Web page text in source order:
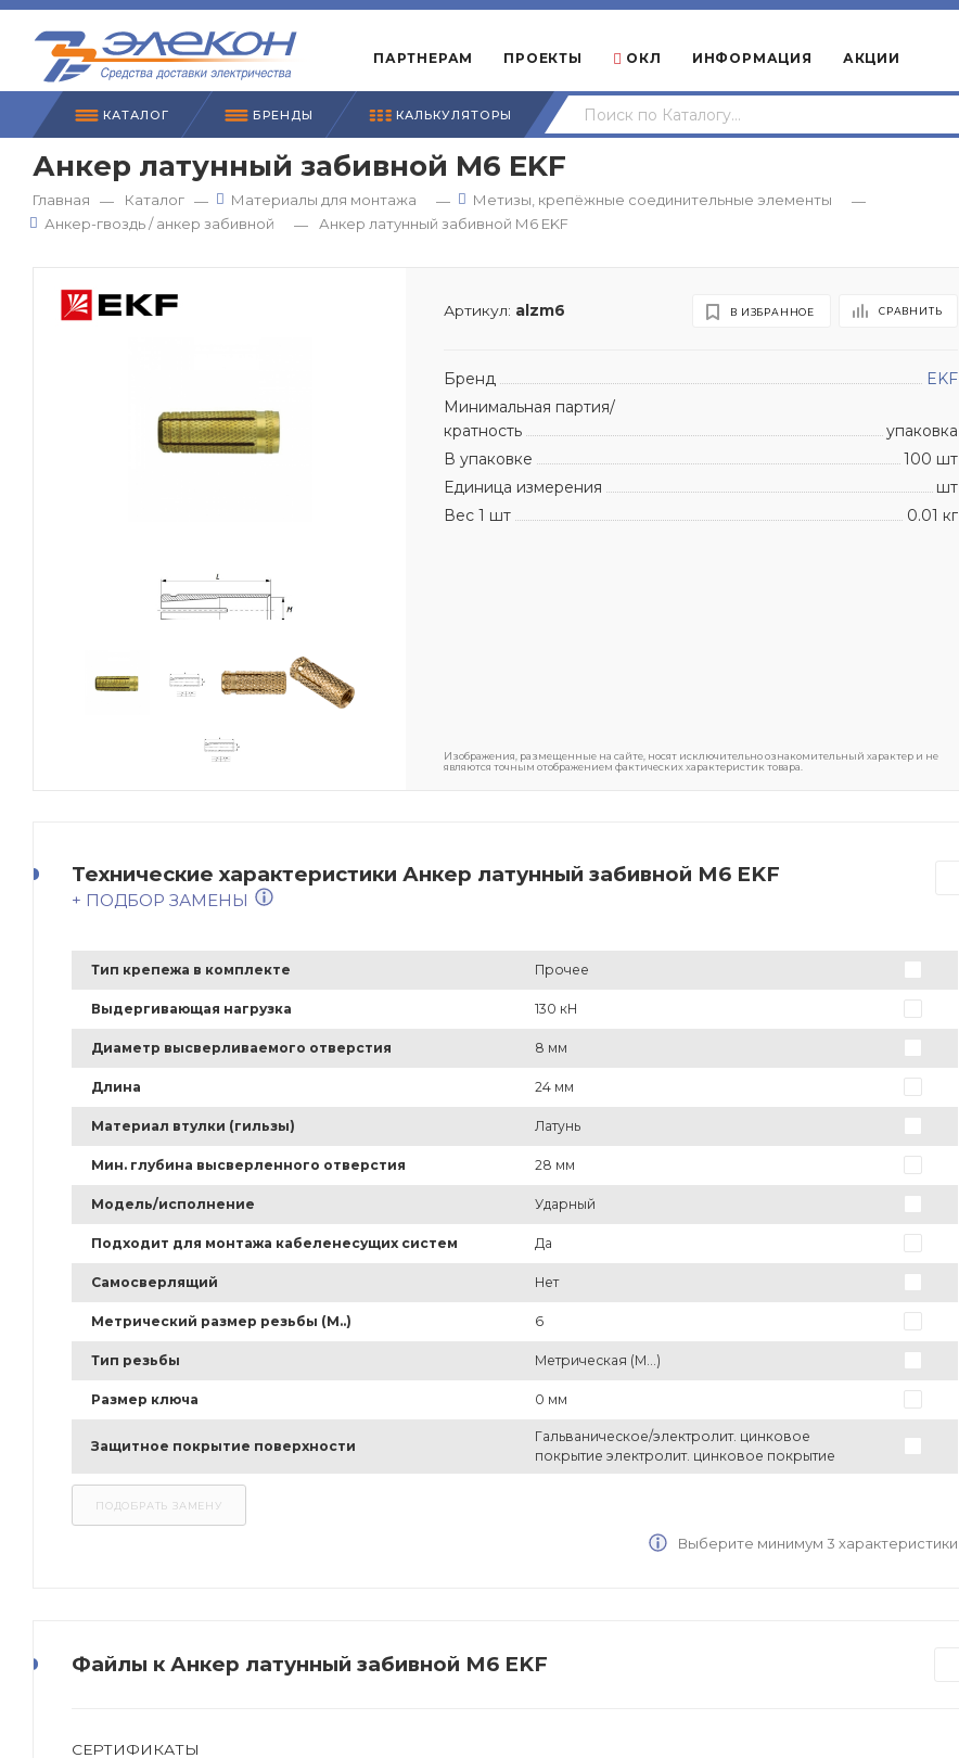
ПАРТНЕРАМ ПРОЕКТЫ ОКЛ ИНФОРМАЦИЯ АКЦИИ
КАТАЛОГ БРЕНДЫ КАЛЬКУЛЯТОРЫ
Анкер латунный забивной М6 EKF
Главная — Каталог — Материалы для монтажа — Метизы, крепёжные соединительные элементы
—
Анкер-гвоздь / анкер забивной
— Анкер латунный забивной М6 EKF
Артикул: alzm6 В ИЗБРАННОЕ СРАВНИТЬ
Бренд
EKF
Минимальная партия/
кратность
упаковка
В упаковке
100 шт
Единица измерения
шт
Вес 1 шт
0.01 кг
Изображения, размещенные на сайте, носят исключительно ознакомительный характер и не
являются точным отображением фактических характеристик товара.
Технические характеристики Анкер латунный забивной М6 EKF
+ ПОДБОР ЗАМЕНЫ
Тип крепежа в комплекте Прочее
Выдергивающая нагрузка 130 кН
Диаметр высверливаемого отверстия 8 мм
Длина 24 мм
Материал втулки (гильзы) Латунь
Мин. глубина высверленного отверстия 28 мм
Модель/исполнение Ударный
Подходит для монтажа кабеленесущих систем Да
Самосверлящий Нет
Метрический размер резьбы (М..) 6
Тип резьбы Метрическая (M...)
Размер ключа 0 мм
Защитное покрытие поверхности
Гальваническое/электролит. цинковое
покрытие электролит. цинковое покрытие
Выберите минимум 3 характеристики
Файлы к Анкер латунный забивной М6 EKF
СЕРТИФИКАТЫ